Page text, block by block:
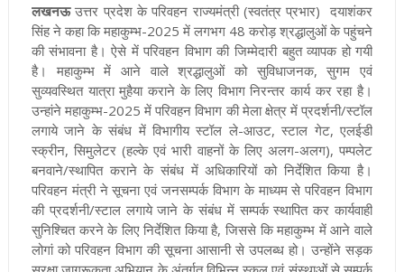
लखनऊउत्तर प्रदेश के परिवहन राज्यमंत्री (स्वतंत्र प्रभार) दयाशंकर
सिंह ने कहा कि महाकुम्भ-2025 में लगभग 48 करोड़ श्रद्धालुओं के पहुंचने
की संभावना है। ऐसे में परिवहन विभाग की जिम्मेदारी बहुत व्यापक हो गयी
है। महाकुम्भ में आने वाले श्रद्धालुओं को सुविधाजनक, सुगम एवं
सुव्यवस्थित यात्रा मुहैया कराने के लिए विभाग निरन्तर कार्य कर रहा है।
उन्हांने महाकुम्भ-2025 में परिवहन विभाग की मेला क्षेत्र में प्रदर्शनी/स्टॉल
लगाये जाने के संबंध में विभागीय स्टॉल ले-आउट, स्टाल गेट, एलईडी
स्क्रीन, सिमुलेटर (हल्के एवं भारी वाहनों के लिए अलग-अलग), पम्पलेट
बनवाने/स्थापित कराने के संबंध में अधिकारियों को निर्देशित किया है।
परिवहन मंत्री ने सूचना एवं जनसम्पर्क विभाग के माध्यम से परिवहन विभाग
की प्रदर्शनी/स्टाल लगाये जाने के संबंध में सम्पर्क स्थापित कर कार्यवाही
सुनिश्चित करने के लिए निर्देशित किया है, जिससे कि महाकुम्भ में आने वाले
लोगां को परिवहन विभाग की सूचना आसानी से उपलब्ध हो। उन्होंने सड़क